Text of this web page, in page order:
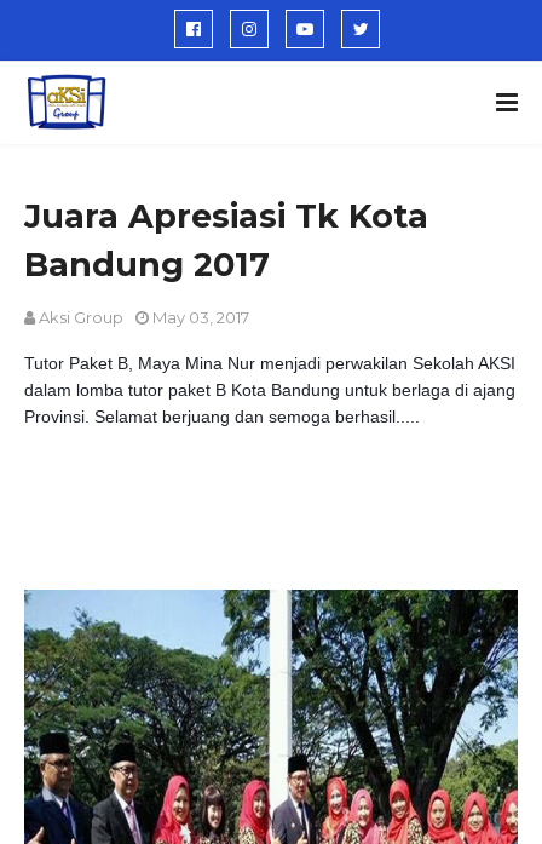
Juara Apresiasi Tk Kota
Bandung 2017
Aksi Group May 03, 2017
Tutor Paket B, Maya Mina Nur menjadi perwakilan Sekolah AKSI
dalam lomba tutor paket B Kota Bandung untuk berlaga di ajang
Provinsi. Selamat berjuang dan semoga berhasil.....